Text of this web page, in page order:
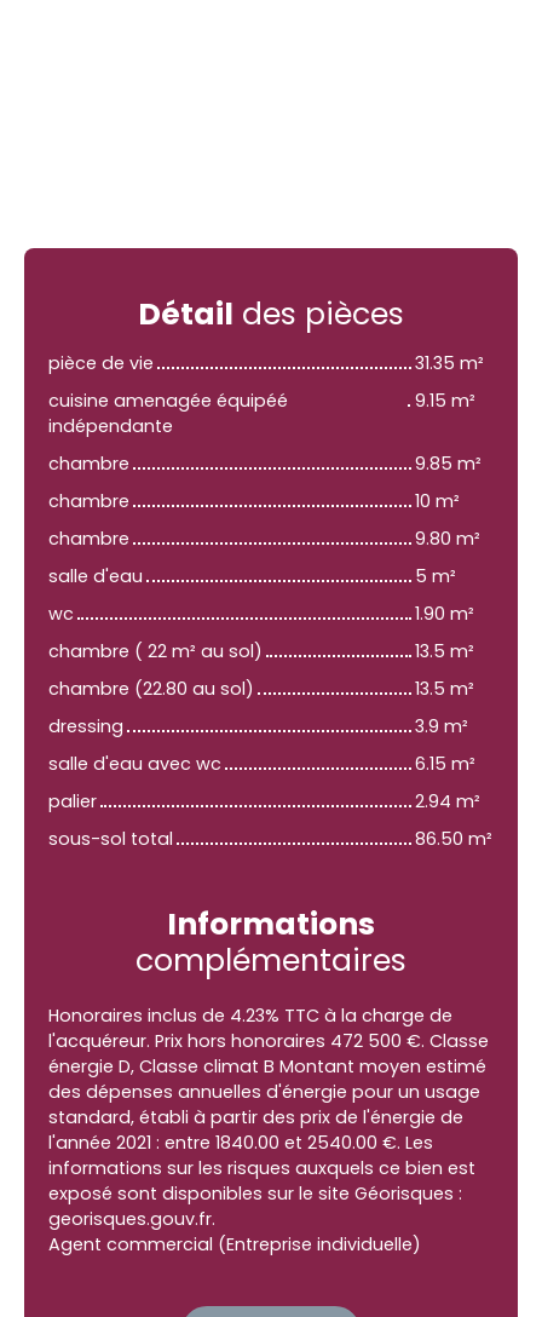
Détail des pièces
pièce de vie
31.35 m²
cuisine amenagée équipéé
indépendante
9.15 m²
chambre
9.85 m²
chambre
10 m²
chambre
9.80 m²
salle d'eau
5 m²
wc
1.90 m²
chambre ( 22 m² au sol)
13.5 m²
chambre (22.80 au sol)
13.5 m²
dressing
3.9 m²
salle d'eau avec wc
6.15 m²
palier
2.94 m²
sous-sol total
86.50 m²
Informations
complémentaires
Honoraires inclus de 4.23% TTC à la charge de
l'acquéreur. Prix hors honoraires 472 500 €. Classe
énergie D, Classe climat B Montant moyen estimé
des dépenses annuelles d'énergie pour un usage
standard, établi à partir des prix de l'énergie de
l'année 2021 : entre 1840.00 et 2540.00 €. Les
informations sur les risques auxquels ce bien est
exposé sont disponibles sur le site Géorisques :
georisques.gouv.fr.
Agent commercial (Entreprise individuelle)